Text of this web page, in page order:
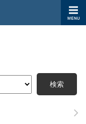
検索